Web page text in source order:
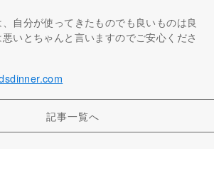
自分が使ってきたものでも良いものは良
いとちゃんと言いますのでご安心くださ
記事一覧へ